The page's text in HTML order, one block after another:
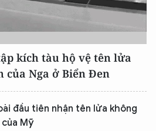
kích tàu hộ vệ tên lửa
của Nga ở Biển Đen
đầu tiên nhận tên lửa không
Mỹ